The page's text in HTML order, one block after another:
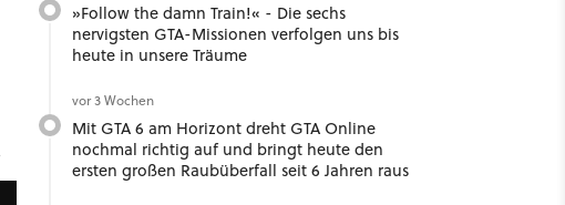
»Follow the damn Train!« - Die sechs
nervigsten GTA-Missionen verfolgen uns bis
heute in unsere Träume
vor 3 Wochen
Mit GTA 6 am Horizont dreht GTA Online
nochmal richtig auf und bringt heute den
ersten großen Raubüberfall seit 6 Jahren raus